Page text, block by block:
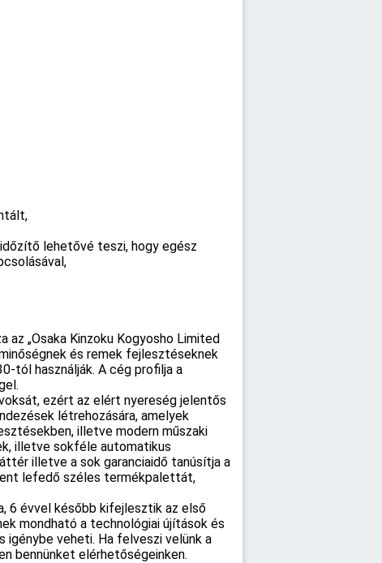
lehetővé teszi, hogy egész
„Osaka Kinzoku Kogyosho Limited
és remek fejlesztéseknek
tól használják. A cég profilja a
ezért az elért nyereség jelentős
létrehozására, amelyek
illetve modern műszaki
illetve sokféle automatikus
illetve a sok garanciaidő tanúsítja a
lefedő széles termékpalettát,
6 évvel később kifejlesztik az első
mondható a technológiai újítások és
igénybe veheti. Ha felveszi velünk a
bennünket elérhetőségeinken.